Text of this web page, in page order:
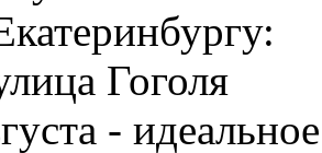
-